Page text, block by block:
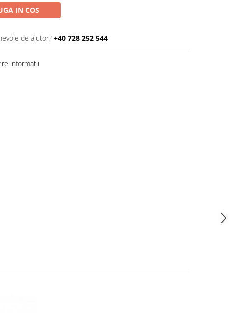
IN COS
de ajutor? +40 728 252 544
informatii